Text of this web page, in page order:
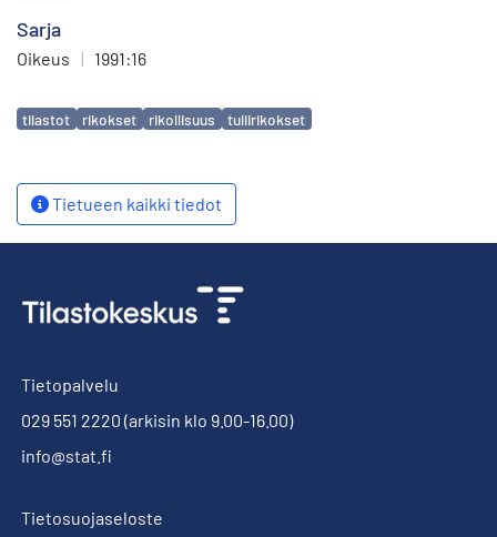
Sarja
Oikeus | 1991:16
Avainsanat
tilastot rikokset rikollisuus tullirikokset
Tietueen kaikki tiedot
Tietopalvelu
029 551 2220 (arkisin klo 9.00-16.00)
info@stat.fi
Tietosuojaseloste